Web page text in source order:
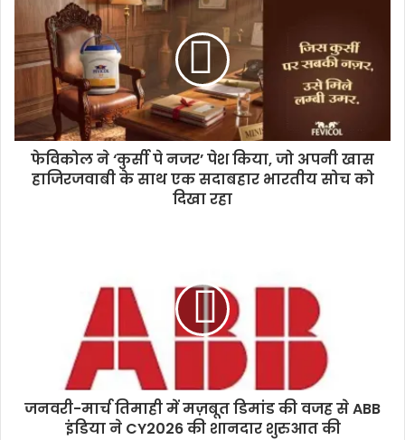
फेविकोल ने ‘कुर्सी पे नजर’ पेश किया, जो अपनी खास
हाजिरजवाबी के साथ एक सदाबहार भारतीय सोच को
दिखा रहा
जनवरी-मार्च तिमाही में मज़बूत डिमांड की वजह से ABB
इंडिया ने CY2026 की शानदार शुरुआत की